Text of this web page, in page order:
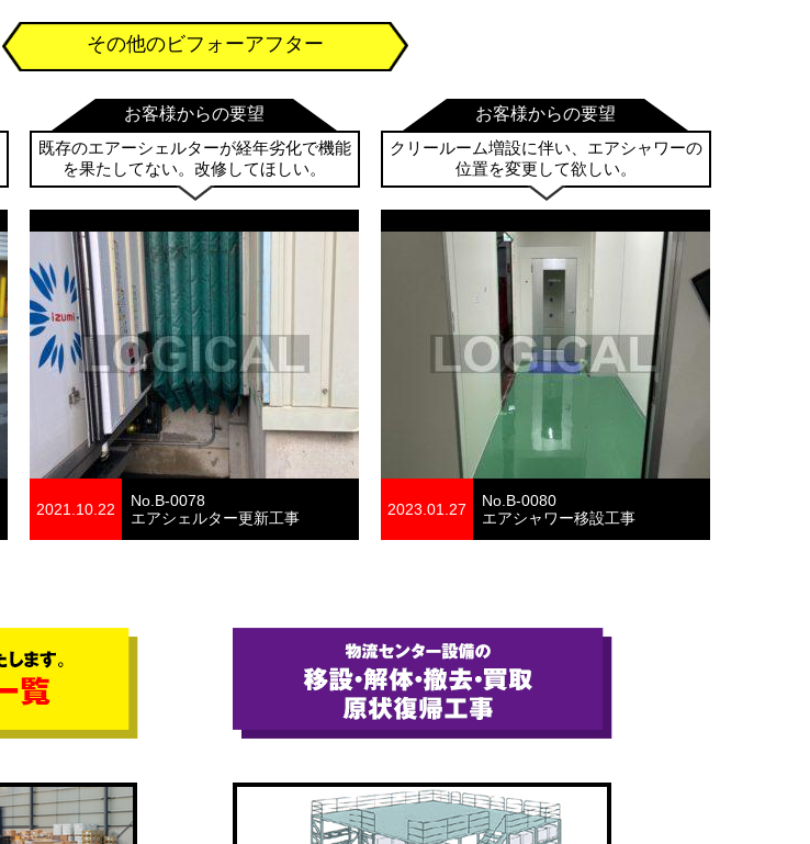
その他のビフォーアフター
お客様からの要望
既存のエアーシェルターが経年劣化で機能
を果たしてない。改修してほしい。
2021.10.22
No.B-0078
エアシェルター更新工事
お客様からの要望
クリールーム増設に伴い、エアシャワーの
位置を変更して欲しい。
2023.01.27
No.B-0080
エアシャワー移設工事